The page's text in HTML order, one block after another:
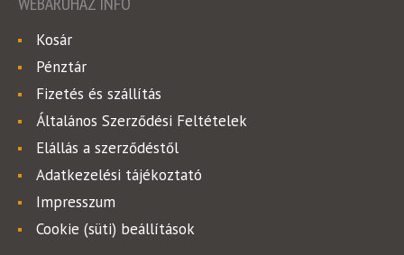
Kosár
Pénztár
Fizetés és szállítás
Általános Szerződési Feltételek
Elállás a szerződéstől
Adatkezelési tájékoztató
Impresszum
Cookie (süti) beállítások